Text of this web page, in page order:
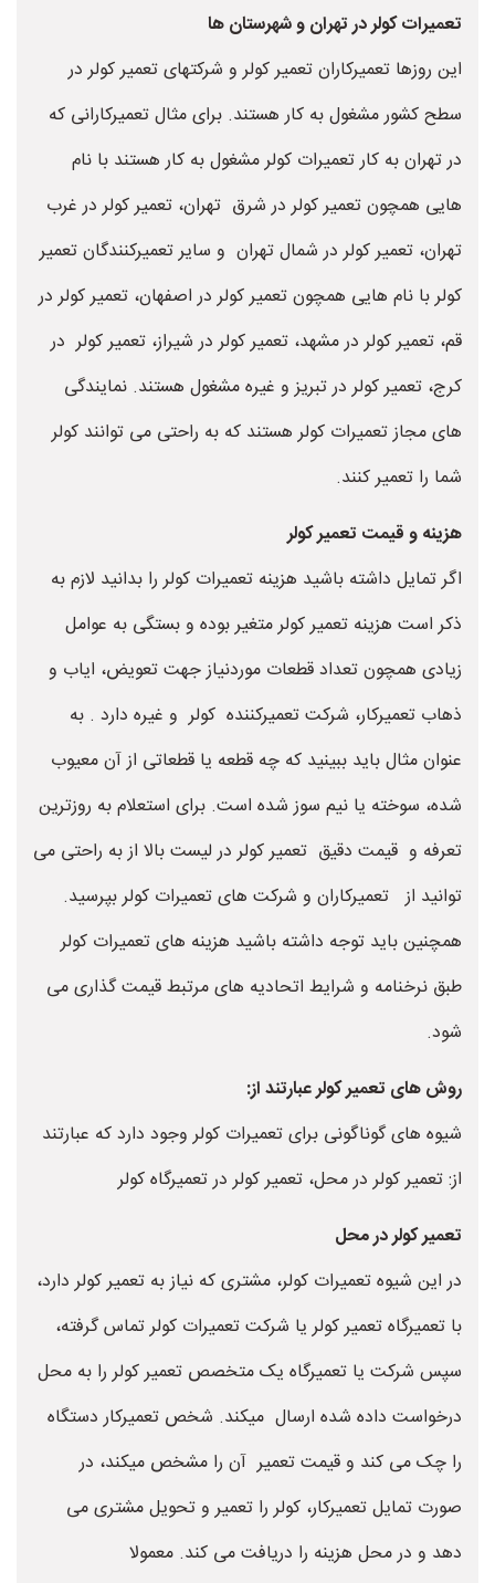
تعمیرات کولر در تهران و شهرستان ها
این روزها تعمیرکاران تعمیر کولر و شرکتهای تعمیر کولر در
سطح کشور مشغول به کار هستند. برای مثال تعمیرکارانی که
در تهران به کار تعمیرات کولر مشغول به کار هستند با نام
هایی همچون تعمیر کولر در شرق تهران، تعمیر کولر در غرب
تهران، تعمیر کولر در شمال تهران و سایر تعمیرکنندگان تعمیر
کولر با نام هایی همچون تعمیر کولر در اصفهان، تعمیر کولر در
قم، تعمیر کولر در مشهد، تعمیر کولر در شیراز، تعمیر کولر در
کرج، تعمیر کولر در تبریز و غیره مشغول هستند. نمایندگی
های مجاز تعمیرات کولر هستند که به راحتی می توانند کولر
شما را تعمیر کنند.
هزینه و قیمت تعمیر کولر
اگر تمایل داشته باشید هزینه تعمیرات کولر را بدانید لازم به
ذکر است هزینه تعمیر کولر متغیر بوده و بستگی به عوامل
زیادی همچون تعداد قطعات موردنیاز جهت تعویض، ایاب و
ذهاب تعمیرکار، شرکت تعمیرکننده کولر و غیره دارد . به
عنوان مثال باید ببینید که چه قطعه یا قطعاتی از آن معیوب
شده، سوخته یا نیم سوز شده است. برای استعلام به روزترین
تعرفه و قیمت دقیق تعمیر کولر در لیست بالا از به راحتی می
توانید از تعمیرکاران و شرکت های تعمیرات کولر بپرسید.
همچنین باید توجه داشته باشید هزینه های تعمیرات کولر
طبق نرخنامه و شرایط اتحادیه های مرتبط قیمت گذاری می
شود.
روش های تعمیر کولر عبارتند از:
شیوه های گوناگونی برای تعمیرات کولر وجود دارد که عبارتند
از: تعمیر کولر در محل، تعمیر کولر در تعمیرگاه کولر
تعمیر کولر در محل
در این شیوه تعمیرات کولر، مشتری که نیاز به تعمیر کولر دارد،
با تعمیرگاه تعمیر کولر یا شرکت تعمیرات کولر تماس گرفته،
سپس شرکت یا تعمیرگاه یک متخصص تعمیر کولر را به محل
درخواست داده شده ارسال میکند. شخص تعمیرکار دستگاه
را چک می کند و قیمت تعمیر آن را مشخص میکند، در
صورت تمایل تعمیرکار، کولر را تعمیر و تحویل مشتری می
دهد و در محل هزینه را دریافت می کند. معمولا